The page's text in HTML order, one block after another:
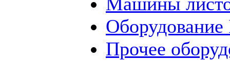
Прочее